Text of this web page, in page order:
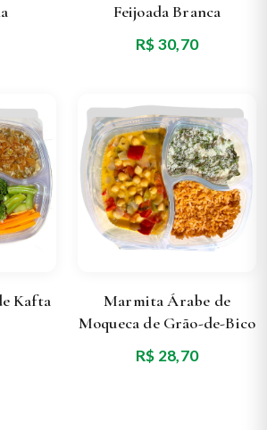
Feijoada Branca
R$ 30,70
Kafta
Marmita Árabe de
Moqueca de Grão-de-Bico
R$ 28,70